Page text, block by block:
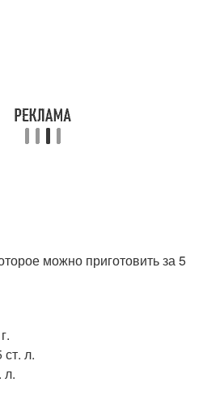
можно приготовить за 5
л.
л.